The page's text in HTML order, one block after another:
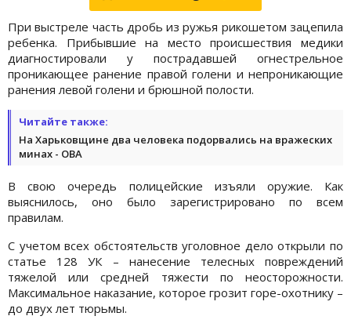
При выстреле часть дробь из ружья рикошетом зацепила
ребенка. Прибывшие на место происшествия медики
диагностировали у пострадавшей огнестрельное
проникающее ранение правой голени и непроникающие
ранения левой голени и брюшной полости.
Читайте также:
На Харьковщине два человека подорвались на вражеских
минах - ОВА
В свою очередь полицейские изъяли оружие. Как
выяснилось, оно было зарегистрировано по всем
правилам.
С учетом всех обстоятельств уголовное дело открыли по
статье 128 УК – нанесение телесных повреждений
тяжелой или средней тяжести по неосторожности.
Максимальное наказание, которое грозит горе-охотнику –
до двух лет тюрьмы.